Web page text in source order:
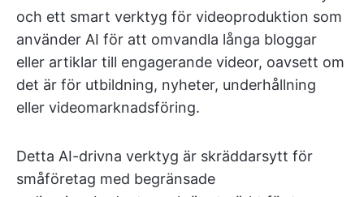
och ett smart verktyg för videoproduktion som
använder AI för att omvandla långa bloggar
eller artiklar till engagerande videor, oavsett om
det är för utbildning, nyheter, underhållning
eller videomarknadsföring.
Detta AI-drivna verktyg är skräddarsytt för
småföretag med begränsade